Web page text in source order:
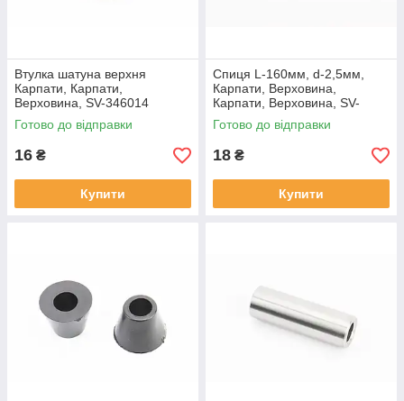
Втулка шатуна верхня
Карпати, Карпати,
Верховина, SV-346014
Готово до відправки
16 ₴
Купити
Спиця L-160мм, d-2,5мм,
Карпати, Верховина,
Карпати, Верховина, SV-
346069
Готово до відправки
18 ₴
Купити